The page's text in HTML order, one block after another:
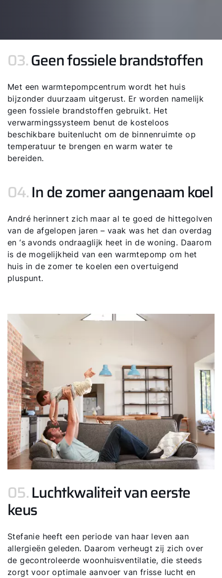
03.Geen fossiele brandstoffen
Met een warmtepompcentrum wordt het huis
bijzonder duurzaam uitgerust. Er worden namelijk
geen fossiele brandstoffen gebruikt. Het
verwarmingssysteem benut de kosteloos
beschikbare buitenlucht om de binnenruimte op
temperatuur te brengen en warm water te
bereiden.
04.In de zomer aangenaam koel
André herinnert zich maar al te goed de hittegolven
van de afgelopen jaren – vaak was het dan overdag
en ‘s avonds ondraaglijk heet in de woning. Daarom
is de mogelijkheid van een warmtepomp om het
huis in de zomer te koelen een overtuigend
pluspunt.
05.Luchtkwaliteit van eerste
keus
Stefanie heeft een periode van haar leven aan
allergieën geleden. Daarom verheugt zij zich over
de gecontroleerde woonhuisventilatie, die steeds
zorgt voor optimale aanvoer van frisse lucht en
Hallo!
Hoe kunnen wij u helpen?
Contact met het team
Contactformulier
Mail de WOLF Service
Ook interessant?
Downloads
Service App